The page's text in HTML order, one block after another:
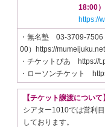
18:00
https://
・無名塾 03-3709-7506
00）https://
・チケットぴあ https://
・ローソンチケット
【チケット譲渡について】
シアター1010では営利
しております。